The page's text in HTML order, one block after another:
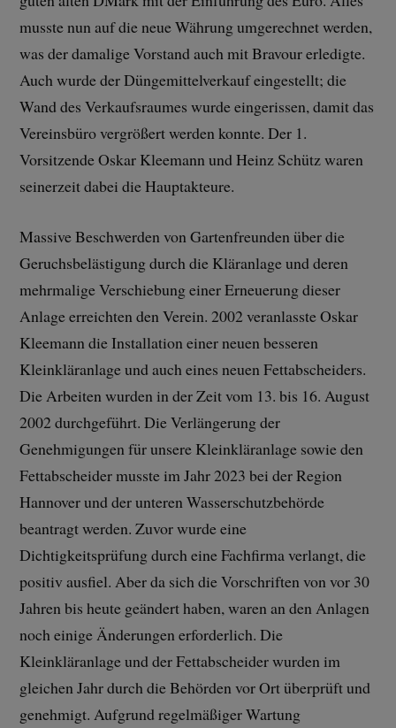
musste nun auf die neue Währung umgerechnet werden,
was der damalige Vorstand auch mit Bravour erledigte.
Auch wurde der Düngemittelverkauf eingestellt; die
Wand des Verkaufsraumes wurde eingerissen, damit das
Vereinsbüro vergrößert werden konnte. Der 1.
Vorsitzende Oskar Kleemann und Heinz Schütz waren
seinerzeit dabei die Hauptakteure.
Massive Beschwerden von Gartenfreunden über die
Geruchsbelästigung durch die Kläranlage und deren
mehrmalige Verschiebung einer Erneuerung dieser
Anlage erreichten den Verein. 2002 veranlasste Oskar
Kleemann die Installation einer neuen besseren
Kleinkläranlage und auch eines neuen Fettabscheiders.
Die Arbeiten wurden in der Zeit vom 13. bis 16. August
2002 durchgeführt. Die Verlängerung der
Genehmigungen für unsere Kleinkläranlage sowie den
Fettabscheider musste im Jahr 2023 bei der Region
Hannover und der unteren Wasserschutzbehörde
beantragt werden. Zuvor wurde eine
Dichtigkeitsprüfung durch eine Fachfirma verlangt, die
positiv ausfiel. Aber da sich die Vorschriften von vor 30
Jahren bis heute geändert haben, waren an den Anlagen
noch einige Änderungen erforderlich. Die
Kleinkläranlage und der Fettabscheider wurden im
gleichen Jahr durch die Behörden vor Ort überprüft und
genehmigt. Aufgrund regelmäßiger Wartung